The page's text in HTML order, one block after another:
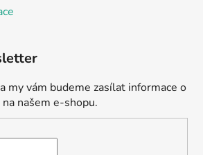
my vám budeme zasílat informace o
našem e-shopu.